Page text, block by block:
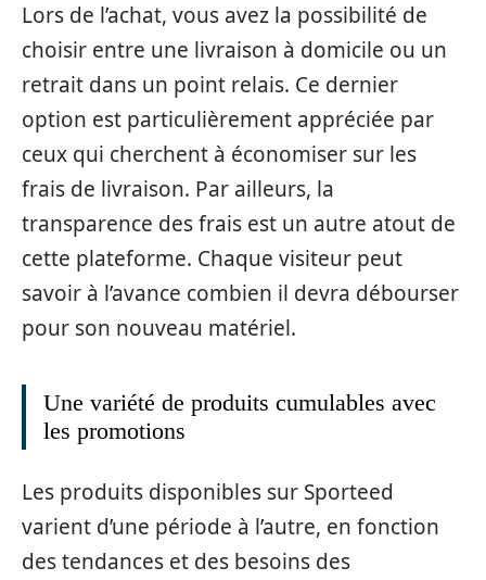
Lors de l’achat, vous avez la possibilité de
choisir entre une livraison à domicile ou un
retrait dans un point relais. Ce dernier
option est particulièrement appréciée par
ceux qui cherchent à économiser sur les
frais de livraison. Par ailleurs, la
transparence des frais est un autre atout de
cette plateforme. Chaque visiteur peut
savoir à l’avance combien il devra débourser
pour son nouveau matériel.
Une variété de produits cumulables avec
les promotions
Les produits disponibles sur Sporteed
varient d’une période à l’autre, en fonction
des tendances et des besoins des